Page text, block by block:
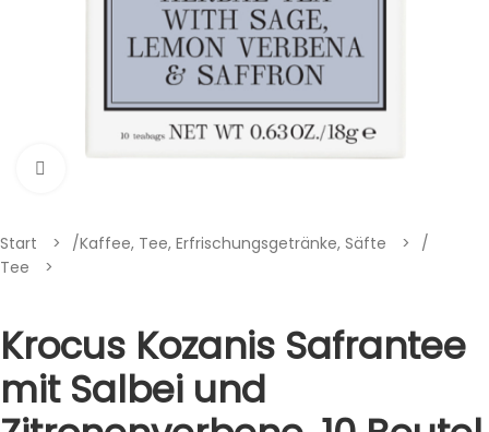
Start /Kaffee, Tee, Erfrischungsgetränke, Säfte
/
Tee
Krocus Kozanis Safrantee
mit Salbei und